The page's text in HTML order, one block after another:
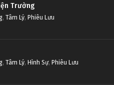
Trường
, Tâm Lý, Phiêu Lưu
, Tâm Lý, Hình Sự, Phiêu Lưu